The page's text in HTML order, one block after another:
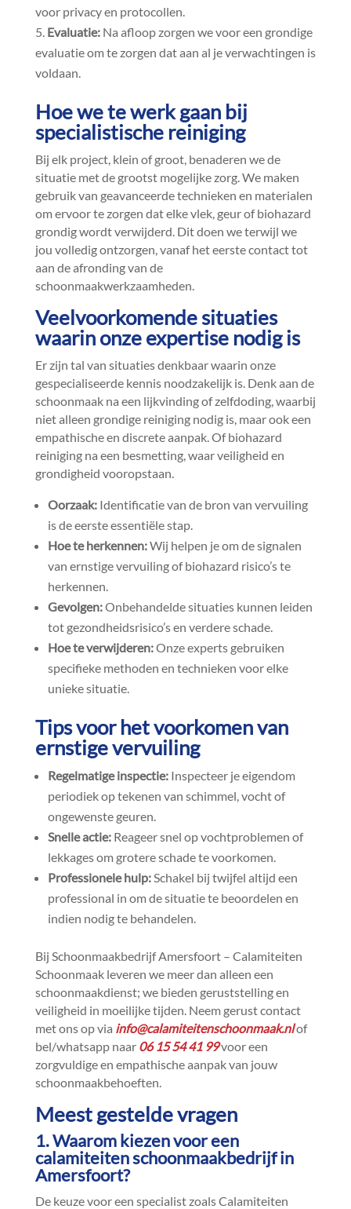
voor privacy en protocollen.​
Evaluatie:Na afloop zorgen we voor een grondige
evaluatie om te zorgen dat aan al je verwachtingen is
voldaan.​
Hoe we te werk gaan bij
specialistische reiniging
Bij elk project, klein of groot, benaderen we de
situatie met de grootst mogelijke zorg.​ We maken
gebruik van geavanceerde technieken en materialen
om ervoor te zorgen dat elke vlek, geur of biohazard
grondig wordt verwijderd.​ Dit doen we terwijl we
jou volledig ontzorgen, vanaf het eerste contact tot
aan de afronding van de
schoonmaakwerkzaamheden.​
Veelvoorkomende situaties
waarin onze expertise nodig is
Er zijn tal van situaties denkbaar waarin onze
gespecialiseerde kennis noodzakelijk is.​ Denk aan de
schoonmaak na een lijkvinding of zelfdoding, waarbij
niet alleen grondige reiniging nodig is, maar ook een
empathische en discrete aanpak.​ Of biohazard
reiniging na een besmetting, waar veiligheid en
grondigheid vooropstaan.​
Oorzaak:Identificatie van de bron van vervuiling
is de eerste essentiële stap.​
Hoe te herkennen:Wij helpen je om de signalen
van ernstige vervuiling of biohazard risico’s te
herkennen.​
Gevolgen:Onbehandelde situaties kunnen leiden
tot gezondheidsrisico’s en verdere schade.​
Hoe te verwijderen:Onze experts gebruiken
specifieke methoden en technieken voor elke
unieke situatie.​
Tips voor het voorkomen van
ernstige vervuiling
Regelmatige inspectie:Inspecteer je eigendom
periodiek op tekenen van schimmel, vocht of
ongewenste geuren.​
Snelle actie:Reageer snel op vochtproblemen of
lekkages om grotere schade te voorkomen.​
Professionele hulp:Schakel bij twijfel altijd een
professional in om de situatie te beoordelen en
indien nodig te behandelen.​
Bij Schoonmaakbedrijf Amersfoort – Calamiteiten
Schoonmaak leveren we meer dan alleen een
schoonmaakdienst; we bieden geruststelling en
veiligheid in moeilijke tijden.​ Neem gerust contact
met ons op via info@calamiteitenschoonmaak.​nlof
bel/whatsapp naar 06 15 54 41 99voor een
zorgvuldige en empathische aanpak van jouw
schoonmaakbehoeften.​
Meest gestelde vragen
1.​ Waarom kiezen voor een
calamiteiten schoonmaakbedrijf in
Amersfoort?
De keuze voor een specialist zoals Calamiteiten